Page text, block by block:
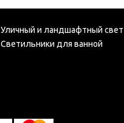
Уличный и ландшафтный свет
Светильники для ванной